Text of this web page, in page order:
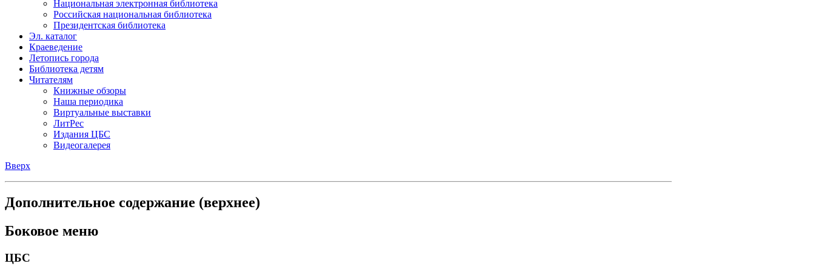
Национальная электронная библиотека
Российская национальная библиотека
Президентская библиотека
Эл. каталог
Краеведение
Летопись города
Библиотека детям
Читателям
Книжные обзоры
Наша периодика
Виртуальные выставки
ЛитРес
Издания ЦБС
Видеогалерея
Вверх
Дополнительное содержание (верхнее)
Боковое меню
ЦБС